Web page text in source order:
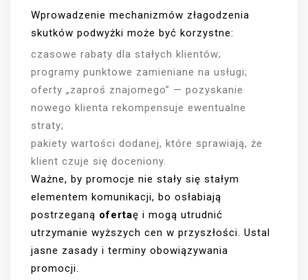
Wprowadzenie mechanizmów złagodzenia
skutków podwyżki może być korzystne:
czasowe rabaty dla stałych klientów;
programy punktowe zamieniane na usługi;
oferty „zaproś znajomego” — pozyskanie
nowego klienta rekompensuje ewentualne
straty;
pakiety wartości dodanej, które sprawiają, że
klient czuje się doceniony.
Ważne, by promocje nie stały się stałym
elementem komunikacji, bo osłabiają
postrzeganą ofertaę i mogą utrudnić
utrzymanie wyższych cen w przyszłości. Ustal
jasne zasady i terminy obowiązywania
promocji.